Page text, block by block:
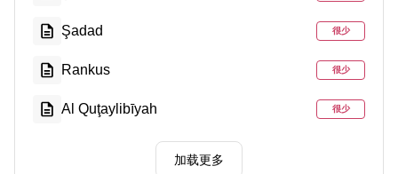
Şadad 很少
Rankus 很少
Al Quţaylibīyah 很少
加载更多